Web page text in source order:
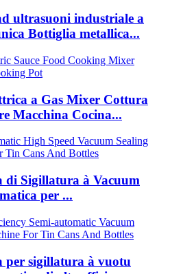
ultrasuoni industriale a
Bottiglia metallica...
a Gas Mixer Cottura
Macchina Cocina...
di Sigillatura à Vacuum
per ...
per sigillatura à vuotu